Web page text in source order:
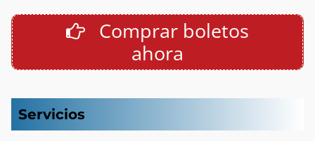
Comprar boletos
ahora
Servicios